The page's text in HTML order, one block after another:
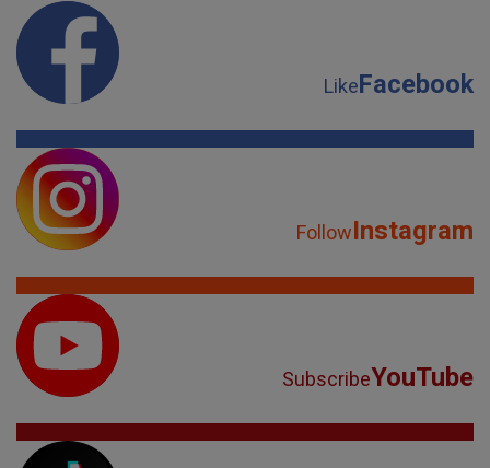
LikeFacebook
FollowInstagram
SubscribeYouTube